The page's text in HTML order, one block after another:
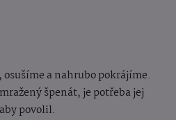
a nahrubo pokrájíme.
špenát, je potřeba jej
povolil.